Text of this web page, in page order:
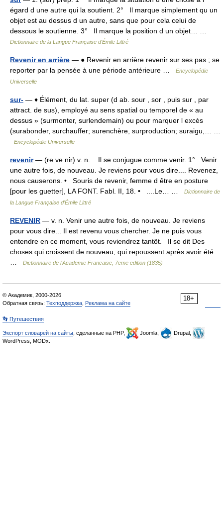
égard d une autre qui la soutient. 2° Il marque simplement qu un
objet est au dessus d un autre, sans que pour cela celui de
dessous le soutienne. 3° Il marque la position d un objet… …
Dictionnaire de la Langue Française d'Émile Littré
Revenir en arrière — ● Revenir en arrière revenir sur ses pas ; se
reporter par la pensée à une période antérieure …
Encyclopédie
Universelle
sur- — ♦ Élément, du lat. super (d ab. sour , sor , puis sur , par
attract. de sus), employé au sens spatial ou temporel de « au
dessus » (surmonter, surlendemain) ou pour marquer l excès
(surabonder, surchauffer; surenchère, surproduction; suraigu,… …
Encyclopédie Universelle
revenir— (re ve nir) v. n. Il se conjugue comme venir. 1° Venir
une autre fois, de nouveau. Je reviens pour vous dire.... Revenez,
nous causerons. • Souris de revenir, femme d être en posture
[pour les guetter], LA FONT. Fabl. II, 18. • ....Le… …
Dictionnaire de
la Langue Française d'Émile Littré
REVENIR — v. n. Venir une autre fois, de nouveau. Je reviens
pour vous dire... Il est revenu vous chercher. Je ne puis vous
entendre en ce moment, vous reviendrez tantôt. Il se dit Des
choses qui croissent de nouveau, qui repoussent après avoir été…
Dictionnaire de l'Academie Francaise, 7eme edition (1835)
18+
© Академик, 2000-2026
Обратная связь: Техподдержка Реклама на сайте
👣 Путешествия
Экспорт словарей на сайты , сделанные на PHP, Joomla,
Drupal,
WordPress, MODx.